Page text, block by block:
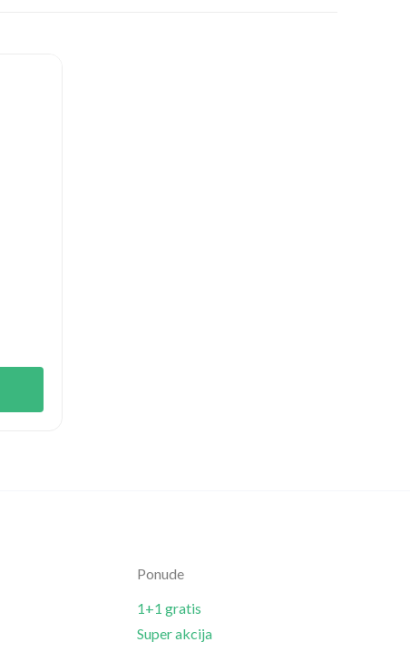
Ponude
1+1 gratis
Super akcija